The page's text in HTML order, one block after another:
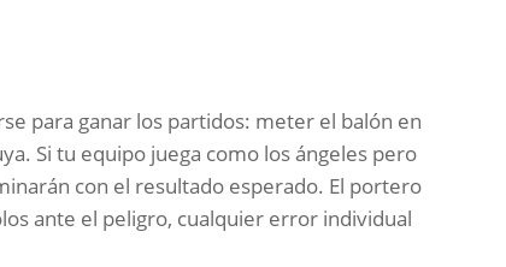
para ganar los partidos: meter el balón en
Si tu equipo juega como los ángeles pero
con el resultado esperado. El portero
ante el peligro, cualquier error individual